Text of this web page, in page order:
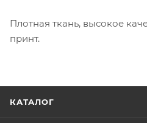
Плотная ткань, высокое
принт.
КАТАЛОГ